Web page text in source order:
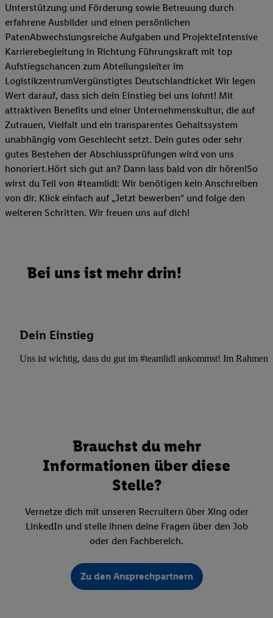
Unterstützung und Förderung sowie Betreuung durch
erfahrene Ausbilder und einen persönlichen
PatenAbwechslungsreiche Aufgaben und ProjekteIntensive
Karrierebegleitung in Richtung Führungskraft mit top
Aufstiegschancen zum Abteilungsleiter im
LogistikzentrumVergünstigtes Deutschlandticket Wir legen
Wert darauf, dass sich dein Einstieg bei uns lohnt! Mit
attraktiven Benefits und einer Unternehmenskultur, die auf
Zutrauen, Vielfalt und ein transparentes Gehaltssystem
unabhängig vom Geschlecht setzt. Dein gutes oder sehr
gutes Bestehen der Abschlussprüfungen wird von uns
honoriert.Hört sich gut an? Dann lass bald von dir hören!So
wirst du Teil von #teamlidl: Wir benötigen kein Anschreiben
von dir. Klick einfach auf „Jetzt bewerben“ und folge den
weiteren Schritten. Wir freuen uns auf dich!
Bei uns ist mehr drin!
Dein Einstieg
Uns ist wichtig, dass du gut im #teamlidl ankommst! Im Rahmen
Brauchst du mehr
Informationen über diese
Stelle?
Vernetze dich mit unseren Recruitern über Xing oder
LinkedIn und stelle ihnen deine Fragen über den Job
oder den Fachbereich.
Zu den Ansprechpartnern